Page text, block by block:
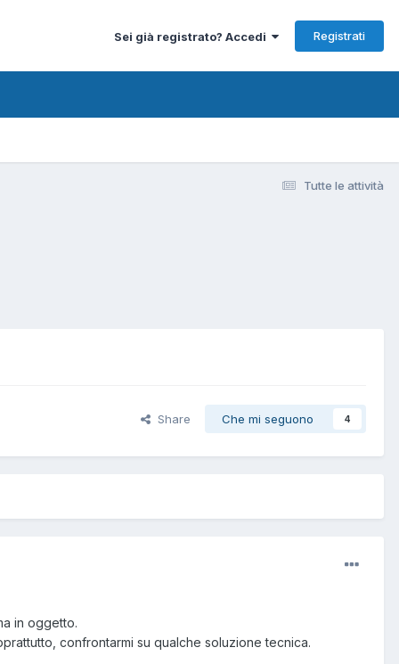
Sei già registrato? Accedi Registrati
Tutte le attività
Share Che mi seguono 4
in oggetto.
confrontarmi su qualche soluzione tecnica.